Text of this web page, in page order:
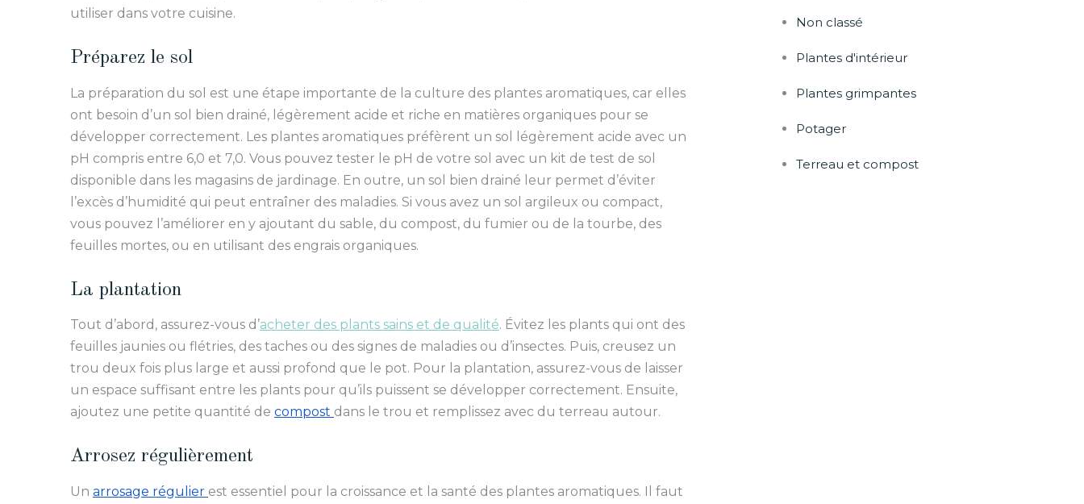
utiliser dans votre cuisine.
Préparez le sol
La préparation du sol est une étape importante de la culture des plantes aromatiques, car elles
ont besoin d’un sol bien drainé, légèrement acide et riche en matières organiques pour se
développer correctement. Les plantes aromatiques préfèrent un sol légèrement acide avec un
pH compris entre 6,0 et 7,0. Vous pouvez tester le pH de votre sol avec un kit de test de sol
disponible dans les magasins de jardinage. En outre, un sol bien drainé leur permet d’éviter
l’excès d’humidité qui peut entraîner des maladies. Si vous avez un sol argileux ou compact,
vous pouvez l’améliorer en y ajoutant du sable, du compost, du fumier ou de la tourbe, des
feuilles mortes, ou en utilisant des engrais organiques.
La plantation
Tout d’abord, assurez-vous d’acheter des plants sains et de qualité. Évitez les plants qui ont des
feuilles jaunies ou flétries, des taches ou des signes de maladies ou d’insectes. Puis, creusez un
trou deux fois plus large et aussi profond que le pot. Pour la plantation, assurez-vous de laisser
un espace suffisant entre les plants pour qu’i ls puissent se développer correctement. Ensuite,
ajoutez une petite quantité de compost dans le trou et remplissez avec du terreau autour.
Arrosez régulièrement
Un arrosage régulier est essentiel pour la croissance et la santé des plantes aromatiques. Il faut
Non classé
Plantes d'intérieur
Plantes grimpantes
Potager
Terreau et compost